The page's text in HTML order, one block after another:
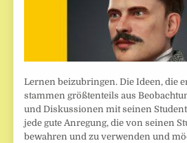
Lernen beizubringen. Die Ideen, die
stammen größtenteils aus
und Diskussionen mit seinen
jede gute Anregung, die von seinen
bewahren und zu verwenden und